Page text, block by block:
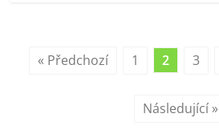
« Předchozí 1 2 3
Následující »